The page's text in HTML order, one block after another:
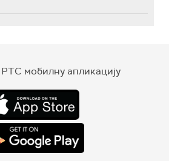
мобилну апликацију